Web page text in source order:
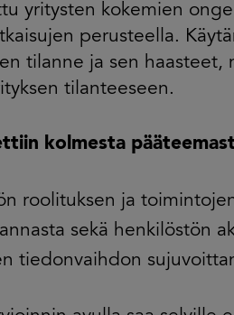
yritysten kokemien
perusteella.
tilanne ja sen haasteet,
tilanteeseen.
kolmesta
roolituksen ja
sekä henkilöstön
tiedonvaihdon